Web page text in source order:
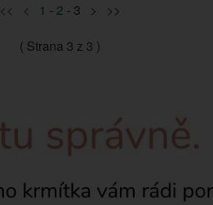
<< < 1 - 2 - 3 > >>
( Strana 3 z 3 )